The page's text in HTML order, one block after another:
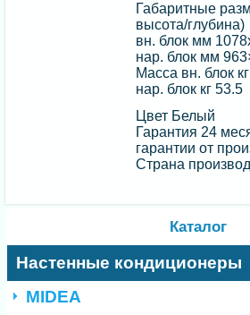
Габаритные
высота/глубина)
вн. блок мм
нар. блок мм
Масса вн. блок
нар. блок кг 53.5
Цвет Белый
Гарантия 24
гарантии от
Страна
Каталог
Настенные кондиционеры
MIDEA